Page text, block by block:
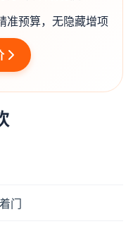
准预算，无隐藏增项
门